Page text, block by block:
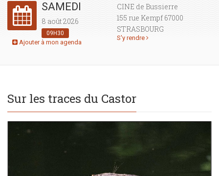
SAMEDI
8 août 2026
09H30
Ajouter à mon agenda
CINE de Bussierre
155 rue Kempf 67000
STRASBOURG
S'y rendre
Sur les traces du Castor